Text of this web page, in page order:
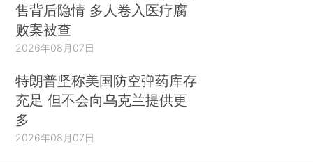
售背后隐情 多人卷入医疗腐
败案被查
2026年08月07日
特朗普坚称美国防空弹药库存
充足 但不会向乌克兰提供更
多
2026年08月07日